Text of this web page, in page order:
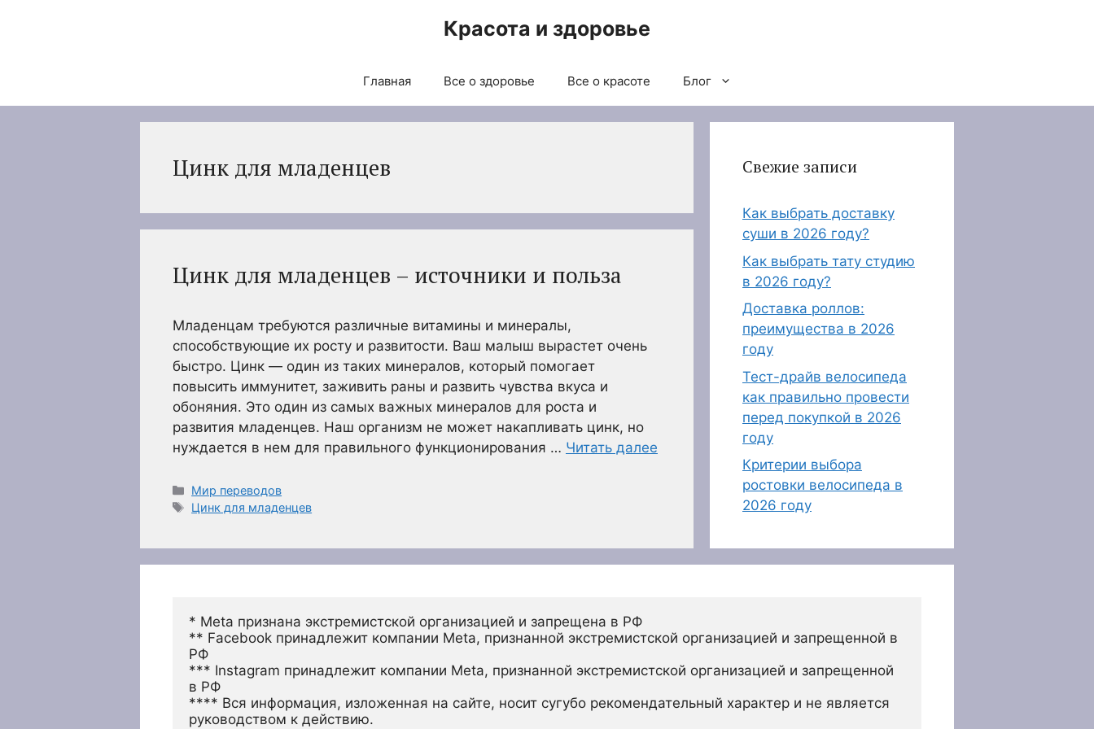
Красота и здоровье
Главная Все о здоровье Все о красоте Блог
Цинк для младенцев
Цинк для младенцев – источники и польза
Младенцам требуются различные витамины и минералы,
способствующие их росту и развитости. Ваш малыш вырастет очень
быстро. Цинк — один из таких минералов, который помогает
повысить иммунитет, заживить раны и развить чувства вкуса и
обоняния. Это один из самых важных минералов для роста и
развития младенцев. Наш организм не может накапливать цинк, но
нуждается в нем для правильного функционирования … Читать далее
Рубрики
Мир переводов
Метки
Цинк для младенцев
Свежие записи
Как выбрать доставку
суши в 2026 году?
Как выбрать тату студию
в 2026 году?
Доставка роллов:
преимущества в 2026
году
Тест-драйв велосипеда
как правильно провести
перед покупкой в 2026
году
Критерии выбора
ростовки велосипеда в
2026 году
* Meta признана экстремистской организацией и запрещена в РФ
** Facebook принадлежит компании Meta, признанной экстремистской организацией и запрещенной в
РФ
*** Instagram принадлежит компании Meta, признанной экстремистской организацией и запрещенной
в РФ
**** Вся информация, изложенная на сайте, носит сугубо рекомендательный характер и не является
руководством к действию.